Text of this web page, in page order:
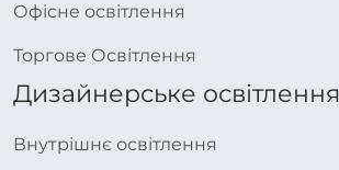
Офісне освітлення
Торгове Освітлення
Дизайнерське освітлення
Внутрішнє освітлення